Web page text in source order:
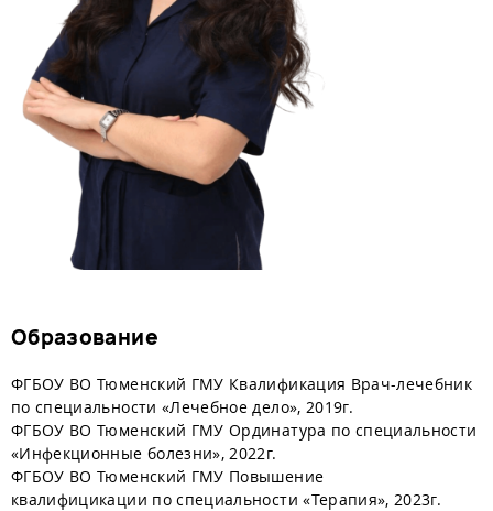
Образование
ФГБОУ ВО Тюменский ГМУ Квалификация Врач-лечебник
по специальности «Лечебное дело», 2019г.
ФГБОУ ВО Тюменский ГМУ Ординатура по специальности
«Инфекционные болезни», 2022г.
ФГБОУ ВО Тюменский ГМУ Повышение
квалифицикации по специальности «Терапия», 2023г.